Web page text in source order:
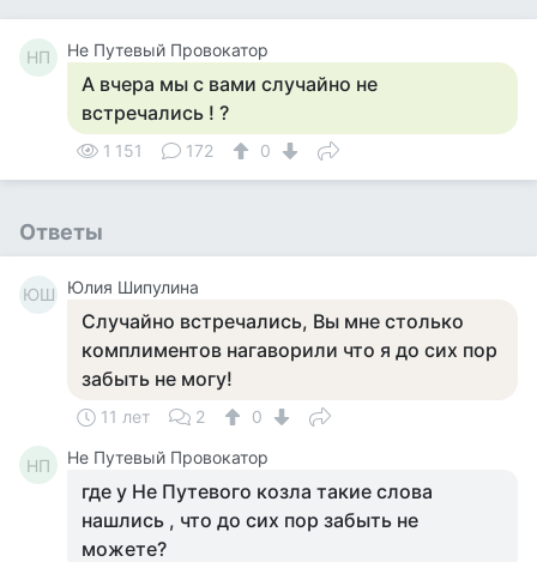
НП Не Путевый Провокатор
А вчера мы с вами случайно не
встречались ! ?
1 151 172 0
Ответы
ЮШ Юлия Шипулина
Случайно встречались, Вы мне столько
комплиментов нагаворили что я до сих пор
забыть не могу!
11 лет 2 0
НП Не Путевый Провокатор
где у Не Путевого козла такие слова
нашлись , что до сих пор забыть не
можете?